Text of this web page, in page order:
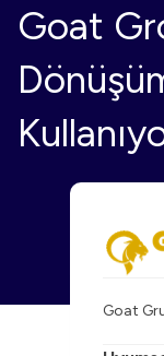
Goat
Goat